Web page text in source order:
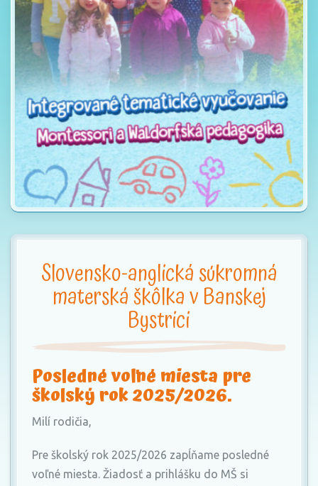
o
n
Slovensko-anglická súkromná
materská škôlka v Banskej
Bystrici
Posledné voľné miesta pre
školský rok 2025/2026.
Milí rodičia,
Pre školský rok 2025/2026 zapĺňame posledné
voľné miesta. Žiadosť a prihlášku do MŠ si